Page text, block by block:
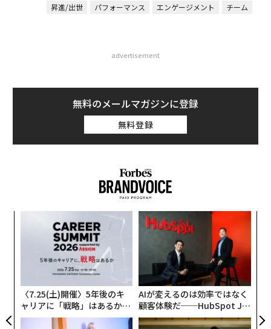
昇進/出世
パフォーマンス エンゲージメント チーム
advertisement
無料のメールマガジンに登録
無料登録
〈7.25(土)開催〉5年後のキ
ャリアに「戦略」はあるか。
トップエグゼクティブのキャ
AIが変えるのは効率ではなく
顧客体験だ──HubSpot Ja
panが語る「Grow Better」